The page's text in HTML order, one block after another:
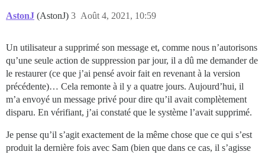
AstonJ (AstonJ) Août 4, 2021, 10:59
3
Un utilisateur a supprimé son message et, comme nous n’autorisons
qu’une seule action de suppression par jour, il a dû me demander de
le restaurer (ce que j’ai pensé avoir fait en revenant à la version
précédente)… Cela remonte à il y a quatre jours. Aujourd’hui, il
m’a envoyé un message privé pour dire qu’il avait complètement
disparu. En vérifiant, j’ai constaté que le système l’avait supprimé.
Je pense qu’il s’agit exactement de la même chose que ce qui s’est
produit la dernière fois avec Sam (bien que dans ce cas, il s’agisse